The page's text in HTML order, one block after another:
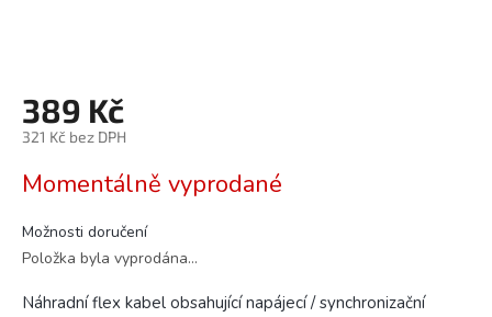
389 Kč
321 Kč bez DPH
cena:
Momentálně vyprodané
Možnosti doručení
Položka byla vyprodána…
Náhradní flex kabel obsahující napájecí / synchronizační